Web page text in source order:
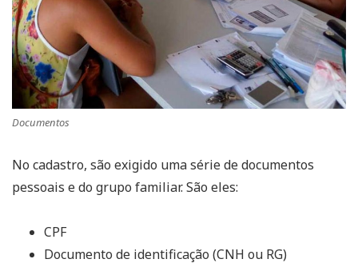
Documentos
No cadastro, são exigido uma série de documentos
pessoais e do grupo familiar. São eles:
CPF
Documento de identificação (CNH ou RG)